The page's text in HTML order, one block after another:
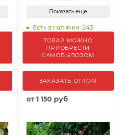
Показать еще
Есть в наличии: 243
ТОВАР МОЖНО
ПРИОБРЕСТИ
САМОВЫВОЗОМ
ЗАКАЗАТЬ ОПТОМ
от1 150 руб